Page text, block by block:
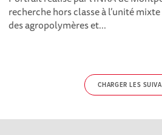
recherche hors classe à l’unité
des agropolymères et...
CHARGER LES